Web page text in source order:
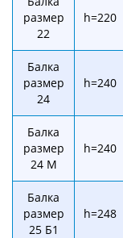
размер
22
h=220
Балка
размер
24
h=240
Балка
размер
24 М
h=240
Балка
размер
25 Б1
h=248